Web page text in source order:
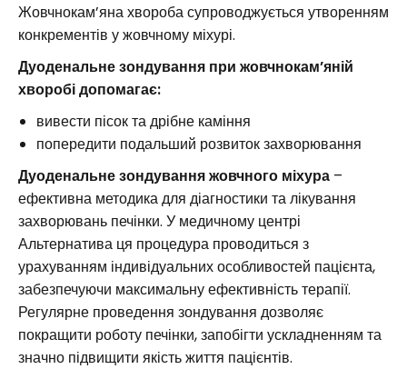
Жовчнокам’яна хвороба супроводжується утворенням
конкрементів у жовчному міхурі.
Дуоденальне зондування при жовчнокам’яній
хворобі допомагає:
вивести пісок та дрібне каміння
попередити подальший розвиток захворювання
Дуоденальне зондування жовчного міхура –
ефективна методика для діагностики та лікування
захворювань печінки. У медичному центрі
Альтернатива ця процедура проводиться з
урахуванням індивідуальних особливостей пацієнта,
забезпечуючи максимальну ефективність терапії.
Регулярне проведення зондування дозволяє
покращити роботу печінки, запобігти ускладненням та
значно підвищити якість життя пацієнтів.